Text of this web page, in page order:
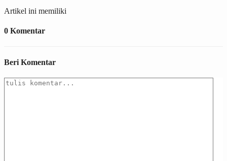
Artikel ini memiliki
0 Komentar
Beri Komentar